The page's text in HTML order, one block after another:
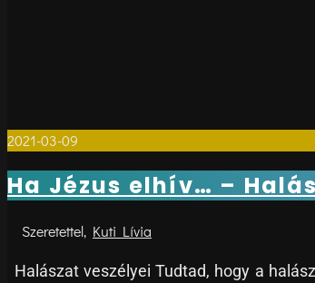
2021-03-09
Ha Jézus elhív… –
Kuti Lívia
Halászat veszélyei Tudtad, hogy a